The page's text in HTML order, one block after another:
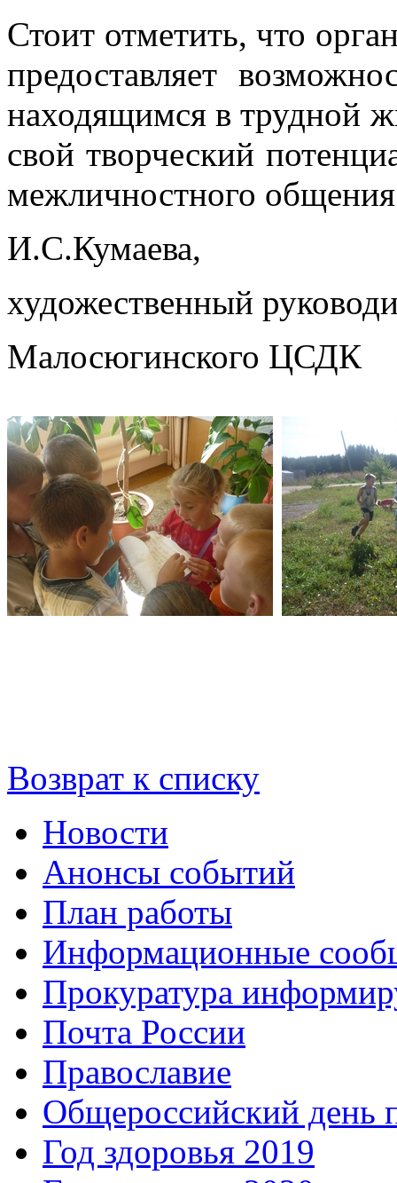
Стоит отметить, что
предоставляет
находящимся в трудной
свой творческий
межличностного
И.С.Кумаева,
художественный
Малосюгинского ЦСДК
Возврат к списку
Новости
Анонсы событий
План работы
Информационные
Прокуратура
Почта России
Православие
Общероссийский день
Год здоровья 2019